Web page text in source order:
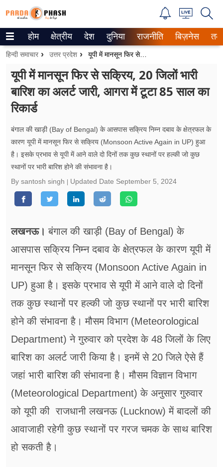
Trending on Google News
ePaper
वेब स्टोरीज
उत्तर प्रदेश
वीडियो
रिलेशनशिप
जीवन मंत्रा
फूड
सेहत
ब्‍यूटी
शिक्षा
अन्य खबरें
होम क्षेत्रीय देश दुनिया राजनीति बिज़नेस
हिन्दी समाचार उत्तर प्रदेश यूपी में मानसून फिर से सक्रिय, 20 जिलों भारी बारिश का अलर्ट जारी, आगरा में टूटा 85 साल का रिकार्ड
यूपी में मानसून फिर से सक्रिय, 20 जिलों भारी
बारिश का अलर्ट जारी, आगरा में टूटा 85 साल का
रिकार्ड
बंगाल की खाड़ी (Bay of Bengal) के आसपास सक्रिय निम्न दबाव के क्षेत्रफल के
कारण यूपी में मानसून फिर से सक्रिय (Monsoon Active Again in UP) हुआ
है। इसके प्रभाव से यूपी में आने वाले दो दिनों तक कुछ स्थानों पर हल्की जो कुछ
स्थानों पर भारी बारिश होने की संभावना है।
By santosh singh
Updated Date September 5, 2024
लखनऊ। बंगाल की खाड़ी (Bay of Bengal) के
आसपास सक्रिय निम्न दबाव के क्षेत्रफल के कारण यूपी में
मानसून फिर से सक्रिय (Monsoon Active Again in
UP) हुआ है। इसके प्रभाव से यूपी में आने वाले दो दिनों
तक कुछ स्थानों पर हल्की जो कुछ स्थानों पर भारी बारिश
होने की संभावना है। मौसम विभाग (Meteorological
Department) ने गुरुवार को प्रदेश के 48 जिलों के लिए
बारिश का अलर्ट जारी किया है। इनमें से 20 जिले ऐसे हैं
जहां भारी बारिश की संभावना है। मौसम विज्ञान विभाग
(Meteorological Department) के अनुसार गुरुवार
को यूपी की राजधानी लखनऊ (Lucknow) में बादलों की
आवाजाही रहेगी कुछ स्थानों पर गरज चमक के साथ बारिश
हो सकती है।